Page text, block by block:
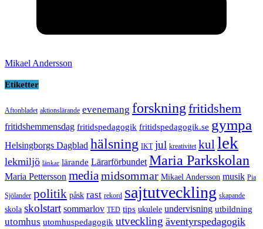
Mikael Andersson
Etiketter
Aftonbladet aktionslärande evenemang forskningfritidshem
fritidshemmensdag fritidspedagogik fritidspedagogik.se gympa
Helsingborgs Dagblad hälsning IKT jul kreativitet kul lek
lekmiljö länkar lärande Lärarförbundet Maria Parkskolan
Maria Pettersson mediamidsommar Mikael Andersson musik Pia
Sjölander politik påsk rast rekord sajtutveckling skapande
skola skolstart sommarlov TED tips ukulele undervisning utbildning
utomhus utomhuspedagogik utveckling äventyrspedagogik